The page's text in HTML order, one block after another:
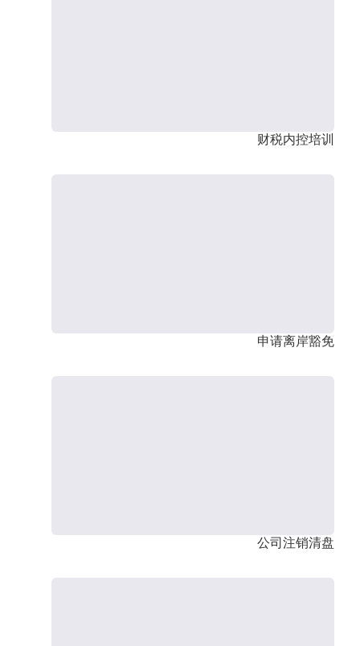
财税内控培训
申请离岸豁免
公司注销清盘